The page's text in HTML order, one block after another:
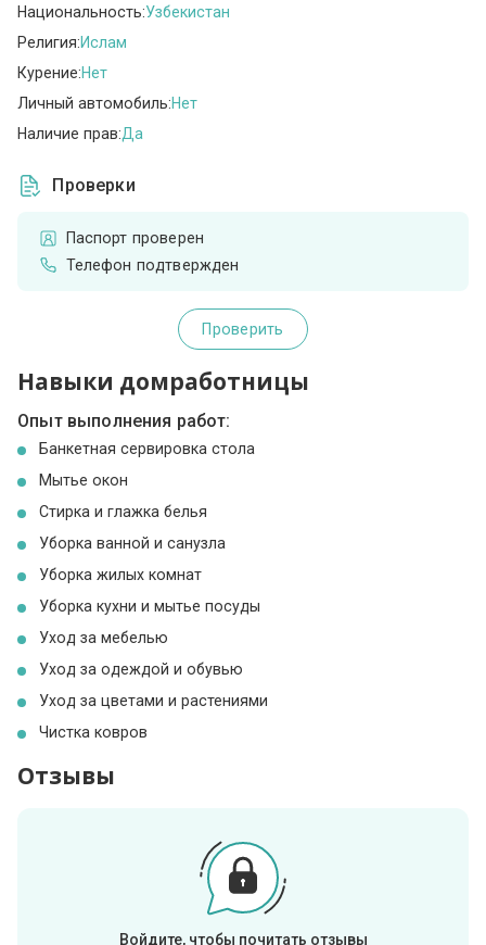
Национальность:Узбекистан
Религия:Ислам
Курение:Нет
Личный автомобиль:Нет
Наличие прав:Да
Проверки
Паспорт проверен
Телефон подтвержден
Проверить
Навыки домработницы
Опыт выполнения работ:
Банкетная сервировка стола
Мытье окон
Стирка и глажка белья
Уборка ванной и санузла
Уборка жилых комнат
Уборка кухни и мытье посуды
Уход за мебелью
Уход за одеждой и обувью
Уход за цветами и растениями
Чистка ковров
Отзывы
Войдите, чтобы почитать отзывы